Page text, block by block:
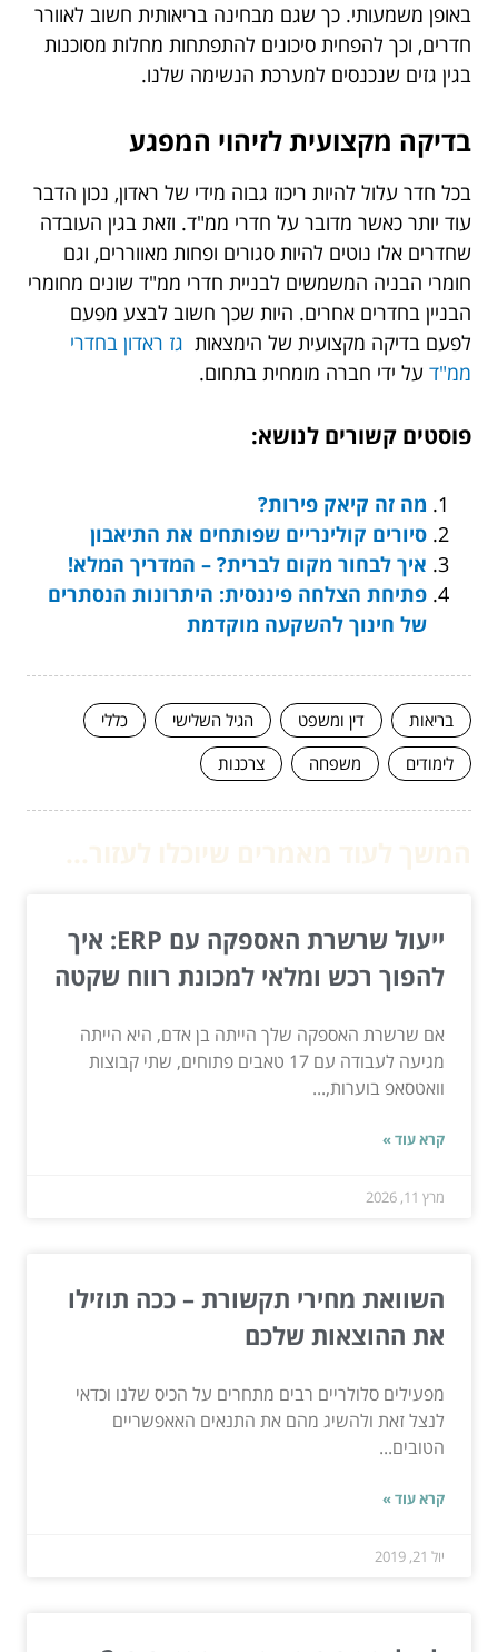
באופן משמעותי. כך שגם מבחינה בריאותית חשוב לאוורר
חדרים, וכך להפחית סיכונים להתפתחות מחלות מסוכנות
בגין גזים שנכנסים למערכת הנשימה שלנו.
בדיקה מקצועית לזיהוי המפגע
בכל חדר עלול להיות ריכוז גבוה מידי של ראדון, נכון הדבר
עוד יותר כאשר מדובר על חדרי ממ"ד. וזאת בגין העובדה
שחדרים אלו נוטים להיות סגורים ופחות מאווררים, וגם
חומרי הבניה המשמשים לבניית חדרי ממ"ד שונים מחומרי
הבניין בחדרים אחרים. היות שכך חשוב לבצע מפעם
לפעם בדיקה מקצועית של הימצאות גז ראדון בחדרי
ממ"ד על ידי חברה מומחית בתחום.
פוסטים קשורים לנושא:
מה זה קיאק פירות?
סיורים קולינריים שפותחים את התיאבון
איך לבחור מקום לברית? – המדריך המלא!
פתיחת הצלחה פיננסית: היתרונות הנסתרים
של חינוך להשקעה מוקדמת
בריאות דין ומשפט הגיל השלישי
כללי
לימודים
משפחה צרכנות
ייעול שרשרת האספקה עם ERP: איך
להפוך רכש ומלאי למכונת רווח שקטה
אם שרשרת האספקה שלך הייתה בן אדם, היא הייתה
מגיעה לעבודה עם 17 טאבים פתוחים, שתי קבוצות
וואטסאפ בוערות,...
קרא עוד »
מרץ 11, 2026
השוואת מחירי תקשורת – ככה תוזילו
את ההוצאות שלכם
מפעילים סלולריים רבים מתחרים על הכיס שלנו וכדאי
לנצל זאת ולהשיג מהם את התנאים האאפשריים
הטובים...
קרא עוד »
יול 21, 2019